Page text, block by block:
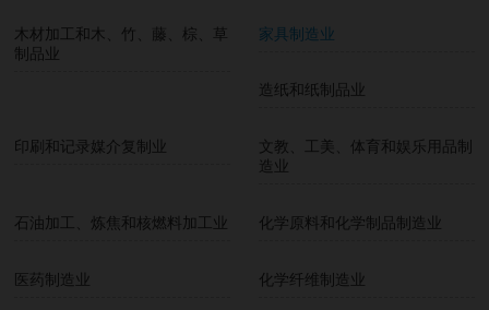
木材加工和木、竹、藤、棕、草
制品业
家具制造业
造纸和纸制品业
印刷和记录媒介复制业
文教、工美、体育和娱乐用品制
造业
石油加工、炼焦和核燃料加工业 化学原料和化学制品制造业
医药制造业 化学纤维制造业